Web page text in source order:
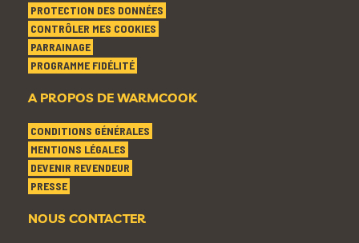
PROTECTION DES DONNÉES
CONTRÔLER MES COOKIES
PARRAINAGE
PROGRAMME FIDÉLITÉ
A PROPOS DE WARMCOOK
CONDITIONS GÉNÉRALES
MENTIONS LÉGALES
DEVENIR REVENDEUR
PRESSE
NOUS CONTACTER